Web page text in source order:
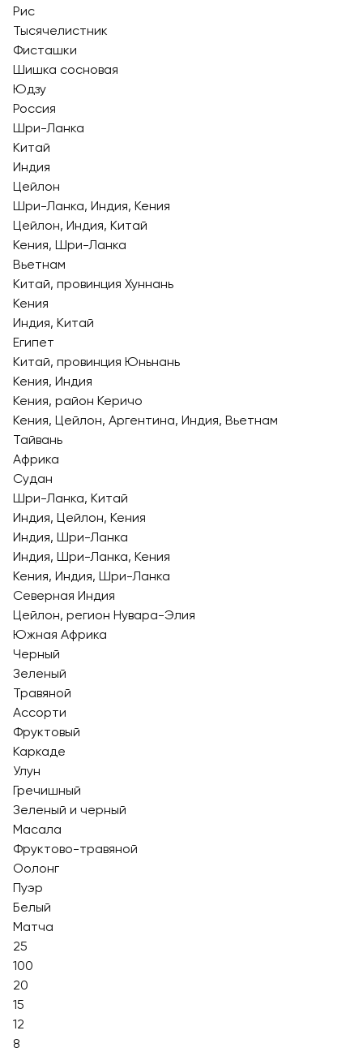
Рис
Тысячелистник
Фисташки
Шишка сосновая
Юдзу
Россия
Шри-Ланка
Китай
Индия
Цейлон
Шри-Ланка, Индия, Кения
Цейлон, Индия, Китай
Кения, Шри-Ланка
Вьетнам
Китай, провинция Хуннань
Кения
Индия, Китай
Египет
Китай, провинция Юньнань
Кения, Индия
Кения, район Керичо
Кения, Цейлон, Аргентина, Индия, Вьетнам
Тайвань
Африка
Судан
Шри-Ланка, Китай
Индия, Цейлон, Кения
Индия, Шри-Ланка
Индия, Шри-Ланка, Кения
Кения, Индия, Шри-Ланка
Северная Индия
Цейлон, регион Нувара-Элия
Южная Африка
Черный
Зеленый
Травяной
Ассорти
Фруктовый
Каркаде
Улун
Гречишный
Зеленый и черный
Масала
Фруктово-травяной
Оолонг
Пуэр
Белый
Матча
25
100
20
15
12
8